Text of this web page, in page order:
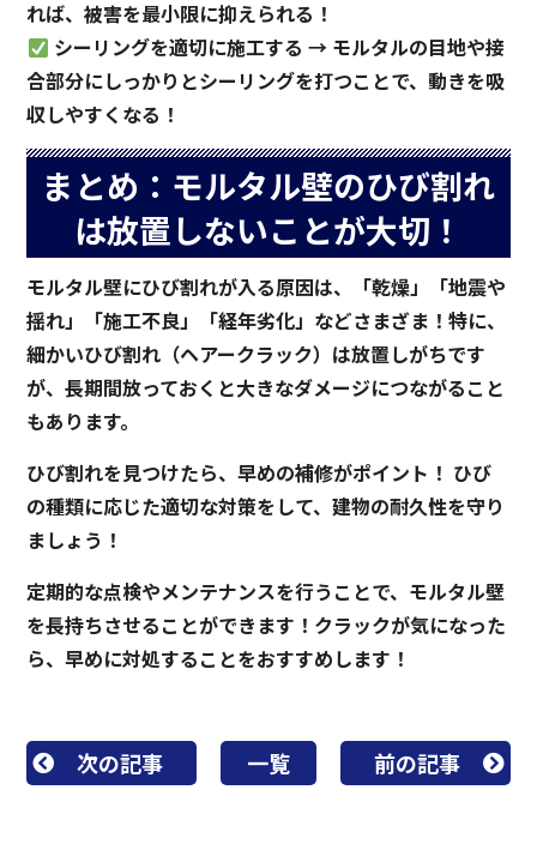
れば、被害を最小限に抑えられる！
シーリングを適切に施工する → モルタルの目地や接
合部分にしっかりとシーリングを打つことで、動きを吸
収しやすくなる！
まとめ：モルタル壁のひび割れ
は放置しないことが大切！
モルタル壁にひび割れが入る原因は、「乾燥」「地震や
揺れ」「施工不良」「経年劣化」などさまざま！特に、
細かいひび割れ（ヘアークラック）は放置しがちです
が、長期間放っておくと大きなダメージにつながること
もあります。
ひび割れを見つけたら、早めの補修がポイント！ ひび
の種類に応じた適切な対策をして、建物の耐久性を守り
ましょう！
定期的な点検やメンテナンスを行うことで、モルタル壁
を長持ちさせることができます！クラックが気になった
ら、早めに対処することをおすすめします！
次の記事 一覧 前の記事